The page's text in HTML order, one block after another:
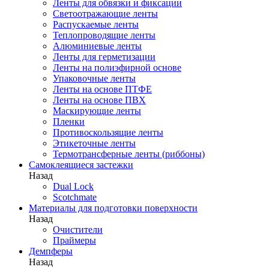
Ленты для обвязки и фиксации
Светоотражающие ленты
Распускаемые ленты
Теплопроводящие ленты
Алюминиевые ленты
Ленты для герметизации
Ленты на полиэфирной основе
Упаковочные ленты
Ленты на основе ПТФЕ
Ленты на основе ПВХ
Маскирующие ленты
Пленки
Противоскользящие ленты
Этикеточные ленты
Термотрансферные ленты (риббоны)
Cамоклеящиеся застежки
Назад
Dual Lock
Scotchmate
Материалы для подготовки поверхности
Назад
Очистители
Праймеры
Демпферы
Назад